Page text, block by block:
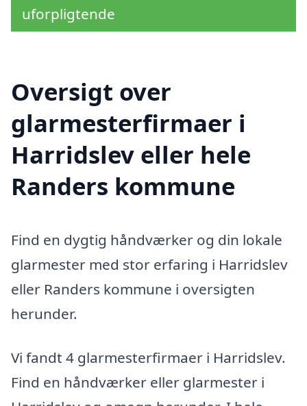
uforpligtende
Oversigt over
glarmesterfirmaer i
Harridslev eller hele
Randers kommune
Find en dygtig håndværker og din lokale
glarmester med stor erfaring i Harridslev
eller Randers kommune i oversigten
herunder.
Vi fandt 4 glarmesterfirmaer i Harridslev.
Find en håndværker eller glarmester i